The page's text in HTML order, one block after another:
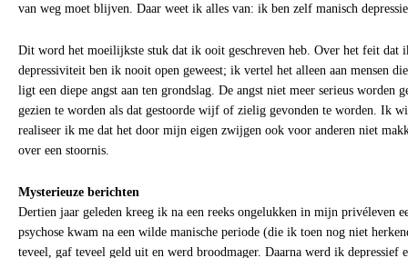
van weg moet blijven. Daar weet ik alles van: ik ben zelf manisch
Dit word het moeilijkste stuk dat ik ooit geschreven heb. Over het feit dat
depressiviteit ben ik nooit open geweest; ik vertel het alleen aan mensen
ligt een diepe angst aan ten grondslag. De angst niet meer serieus worden
gezien te worden als dat gestoorde wijf of zielig gevonden te worden. Ik
realiseer ik me dat het door mijn eigen zwijgen ook voor anderen niet
over een stoornis.
Mysterieuze berichten
Dertien jaar geleden kreeg ik na een reeks ongelukken in mijn privéleven
psychose kwam na een wilde manische periode (die ik toen nog niet
teveel, gaf teveel geld uit en werd broodmager. Daarna werd ik depressief